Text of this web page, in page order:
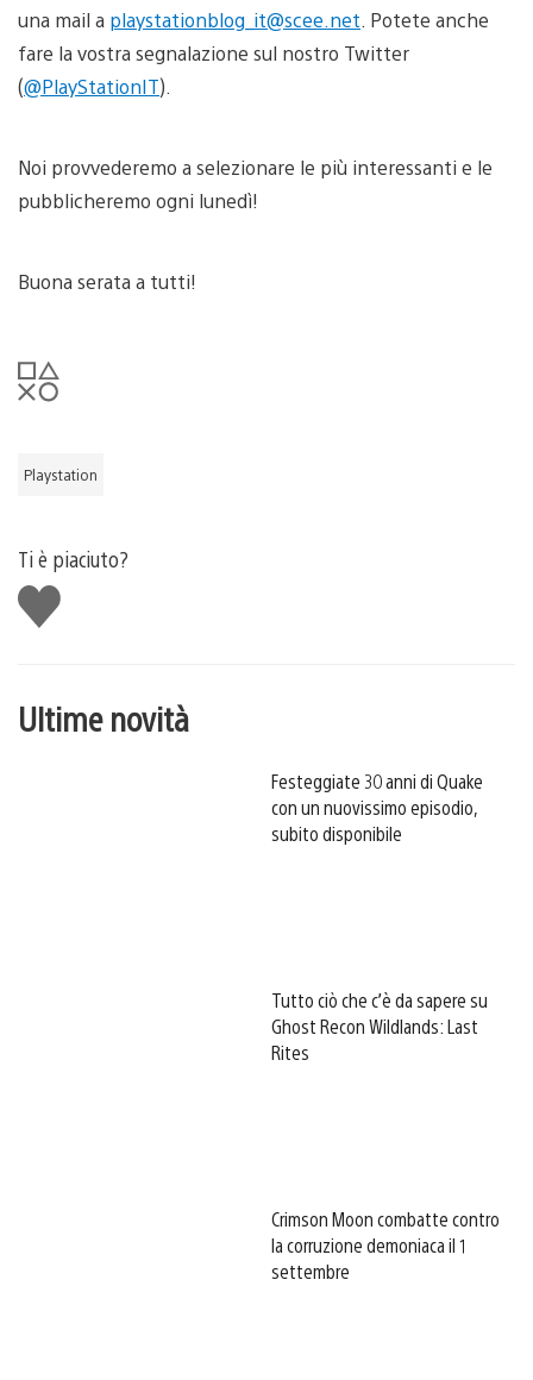
una mail a playstationblog_it@scee.net . Potete anche
fare la vostra segnalazione sul nostro Twitter
(@PlayStationIT).
Noi provvederemo a selezionare le più interessanti e le
pubblicheremo ogni lunedì!
Buona serata a tutti!
Playstation
Ti è piaciuto?
Mi
piace
Ultime novità
Festeggiate 30 anni di Quake
con un nuovissimo episodio,
subito disponibile
Tutto ciò che c’è da sapere su
Ghost Recon Wildlands: Last
Rites
Crimson Moon combatte contro
la corruzione demoniaca il 1
settembre